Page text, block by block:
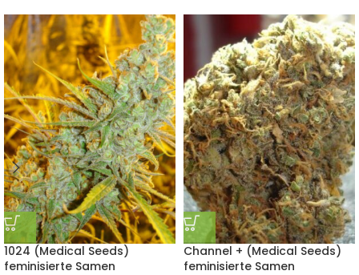
1024 (Medical Seeds)
feminisierte Samen
Channel + (Medical Seeds)
feminisierte Samen